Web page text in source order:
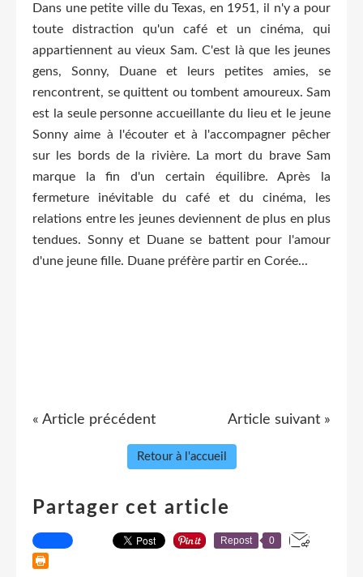
Dans une petite ville du Texas, en 1951, il n'y a pour
toute distraction qu'un café et un cinéma, qui
appartiennent au vieux Sam. C'est là que les jeunes
gens, Sonny, Duane et leurs petites amies, se
rencontrent, se quittent ou tombent amoureux. Sam
est la seule personne accueillante du lieu et le jeune
Sonny aime à l'écouter et à l'accompagner pêcher
sur les bords de la rivière. La mort du brave Sam
marque la fin d'un certain équilibre. Après la
fermeture inévitable du café et du cinéma, les
relations entre les jeunes deviennent de plus en plus
tendues. Sonny et Duane se battent pour l'amour
d'une jeune fille. Duane préfère partir en Corée...
« Article précédent Article suivant »
Retour à l'accueil
Partager cet article
Repost 0